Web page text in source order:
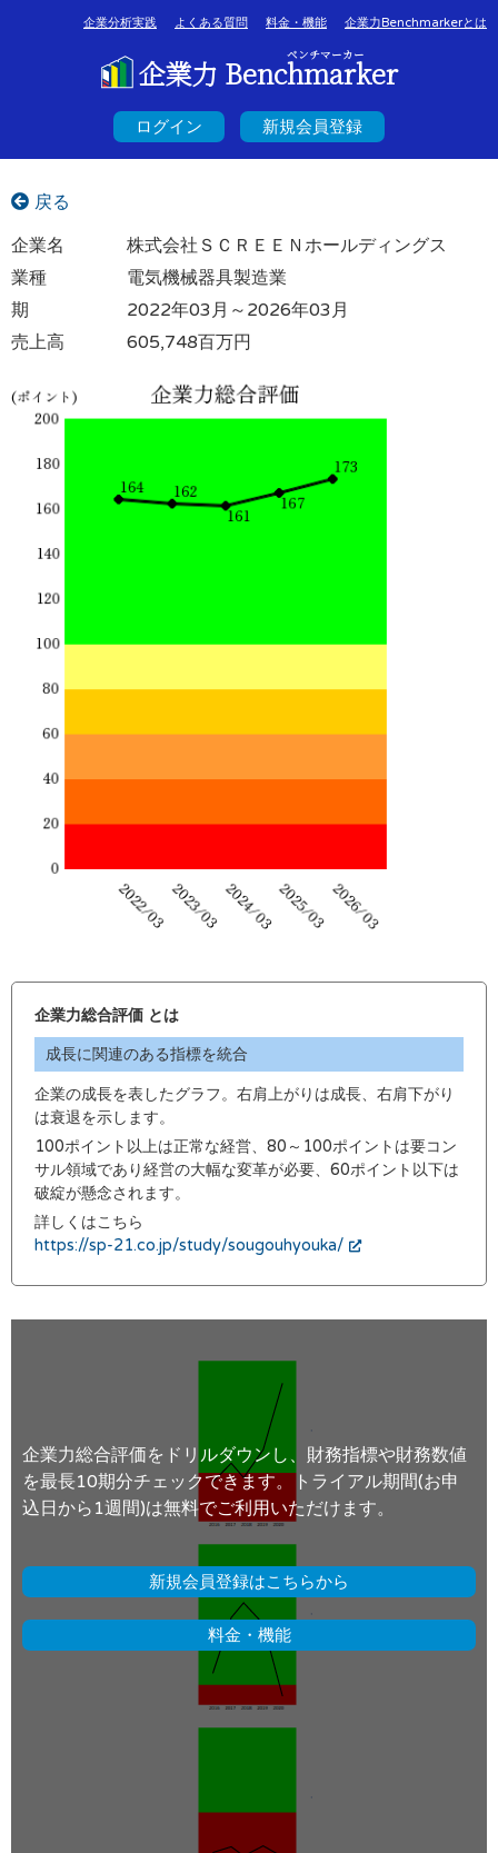
企業分析実践 よくある質問 料金・機能 企業力Benchmarkerとは
ベンチマーカー
企業力 Benchmarker
ログイン 新規会員登録
戻る
企業名
株式会社ＳＣＲＥＥＮホールディングス
業種
電気機械器具製造業
期
2022年03月～2026年03月
売上高
605,748百万円
企業力総合評価 とは
成長に関連のある指標を統合
企業の成長を表したグラフ。右肩上がりは成長、右肩下がり
は衰退を示します。
100ポイント以上は正常な経営、80～100ポイントは要コン
サル領域であり経営の大幅な変革が必要、60ポイント以下は
破綻が懸念されます。
詳しくはこちら
https://sp-21.co.jp/study/sougouhyouka/
企業力総合評価をドリルダウンし、財務指標や財務数値
を最長10期分チェックできます。トライアル期間(お申
込日から1週間)は無料でご利用いただけます。
新規会員登録はこちらから
料金・機能